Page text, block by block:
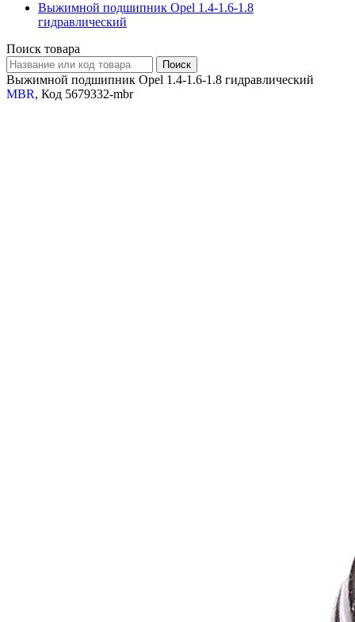
Выжимной подшипник Opel 1.4-1.6-1.8
гидравлический
Поиск товара
Выжимной подшипник Opel 1.4-1.6-1.8 гидравлический
MBR, Код 5679332-mbr